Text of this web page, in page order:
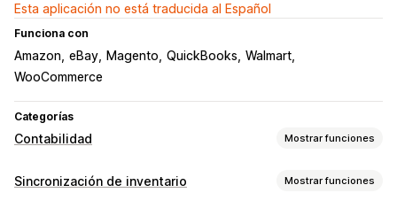
Esta aplicación no está traducida al Español
Funciona con
Amazon eBay Magento QuickBooks Walmart
WooCommerce
Categorías
Contabilidad Mostrar funciones
Informes financieros
Sincronización de inventario Mostrar funciones